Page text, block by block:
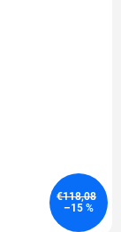
€118,08
–15 %